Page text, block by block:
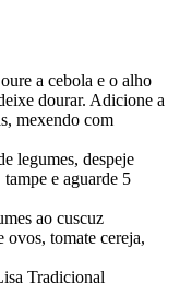
a cebola e o alho
dourar. Adicione a
mexendo com
legumes, despeje
e aguarde 5
ao cuscuz
ovos, tomate cereja,
Tradicional